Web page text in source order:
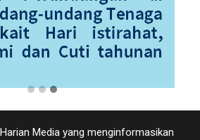
Media yang menginformasikan